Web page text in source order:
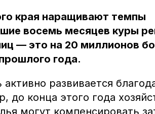
края наращивают темпы
восемь месяцев куры
— это на 20 миллионов
года.
развивается
до конца этого года
могут компенсировать